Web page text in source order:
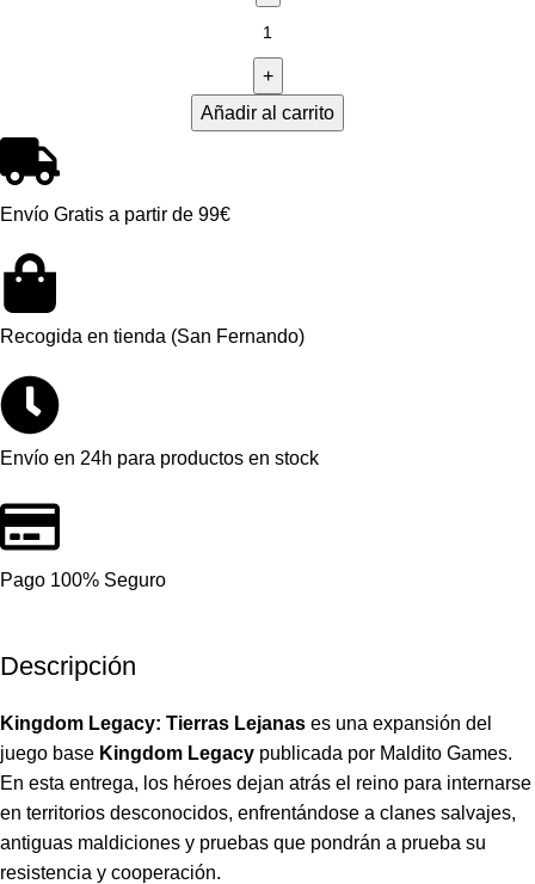
Añadir al carrito
Envío Gratis a partir de 99€
Recogida en tienda (San Fernando)
Envío en 24h para productos en stock
Pago 100% Seguro
Descripción
Kingdom Legacy: Tierras Lejanas es una expansión del
juego base Kingdom Legacy publicada por Maldito Games.
En esta entrega, los héroes dejan atrás el reino para internarse
en territorios desconocidos, enfrentándose a clanes salvajes,
antiguas maldiciones y pruebas que pondrán a prueba su
resistencia y cooperación.